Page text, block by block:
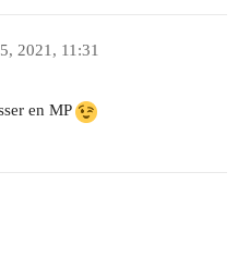
2021, 11:31
en MP